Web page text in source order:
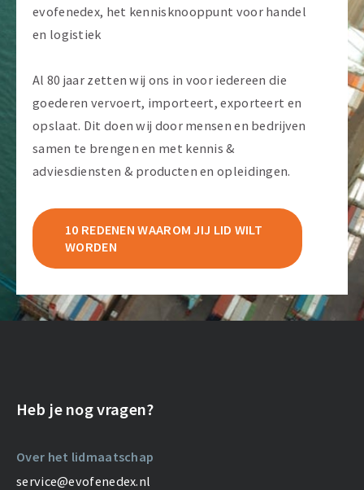
evofenedex, het kennisknooppunt voor handel
en logistiek
Al 80 jaar zetten wij ons in voor iedereen die
goederen vervoert, importeert, exporteert en
opslaat. Dit doen wij door mensen en bedrijven
samen te brengen en met kennis &
adviesdiensten & producten en opleidingen.
10 REDENEN WAAROM JIJ LID WILT
WORDEN
Heb je nog vragen?
Over het lidmaatschap
service@evofenedex.nl